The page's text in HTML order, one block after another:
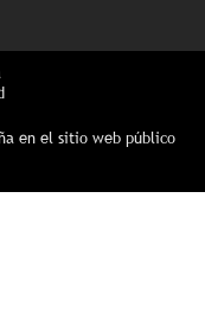
en el sitio web público